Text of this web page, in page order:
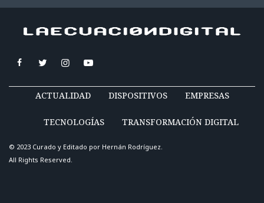
ACTUALIDAD DISPOSITIVOS EMPRESAS
TECNOLOGÍAS TRANSFORMACIÓN DIGITAL
© 2023 Curado y Editado por Hernán Rodríguez.
All Rights Reserved.